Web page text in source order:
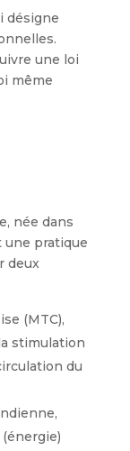
désigne
une loi
même
née dans
une pratique
deux
(MTC),
stimulation
du